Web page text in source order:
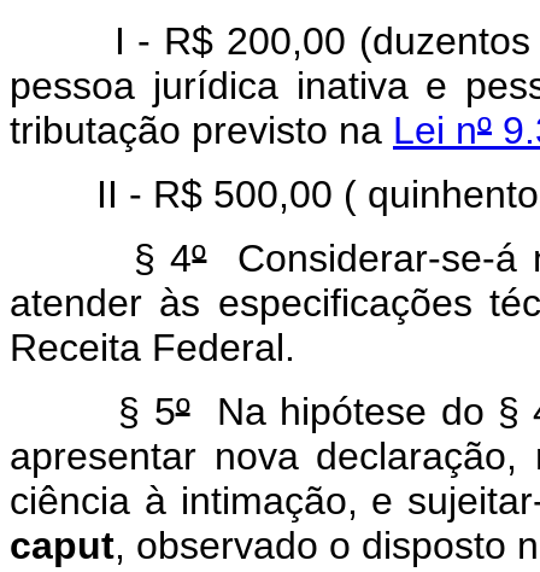
I - R$ 200,00 (duzentos
pessoa jurídica inativa e
tributação previsto na Lei nº
II - R$ 500,00 (
§ 4ºConsiderar-se-á
atender às especificações
Receita Federal.
§ 5ºNa hipótese do §
apresentar nova
ciência à intimação, e
caput, observado o disposto